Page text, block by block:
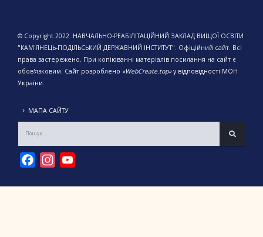
© Copyright 2022. НАВЧАЛЬНО-РЕАБІЛІТАЦІЙНИЙ ЗАКЛАД ВИЩОЇ ОСВІТИ
"КАМ'ЯНЕЦЬ-ПОДІЛЬСЬКИЙ ДЕРЖАВНИЙ ІНСТИТУТ". Офіційний сайт. Всі
права застережено. При копіюванні матеріалів посилання на сайт є
обов'язковим. Сайт розроблено «WebCreate.top»у відповідності МОН
України.
МАПА САЙТУ
FacebookInstagram